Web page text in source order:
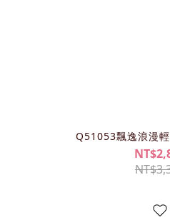
Q51053飄逸浪漫